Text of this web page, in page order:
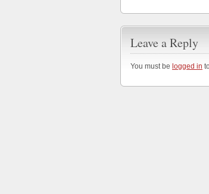
Leave a Reply
You must be logged in